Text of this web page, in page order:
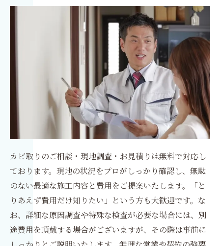
カビ取りのご相談・現地調査・お見積りは無料で対応し
ております。現地の状況をプロがしっかり確認し、無駄
のない最適な施工内容と費用をご提案いたします。「と
りあえず費用だけ知りたい」という方も大歓迎です。な
お、詳細な原因調査や特殊な検査が必要な場合には、別
途費用を頂戴する場合がございますが、その際は事前に